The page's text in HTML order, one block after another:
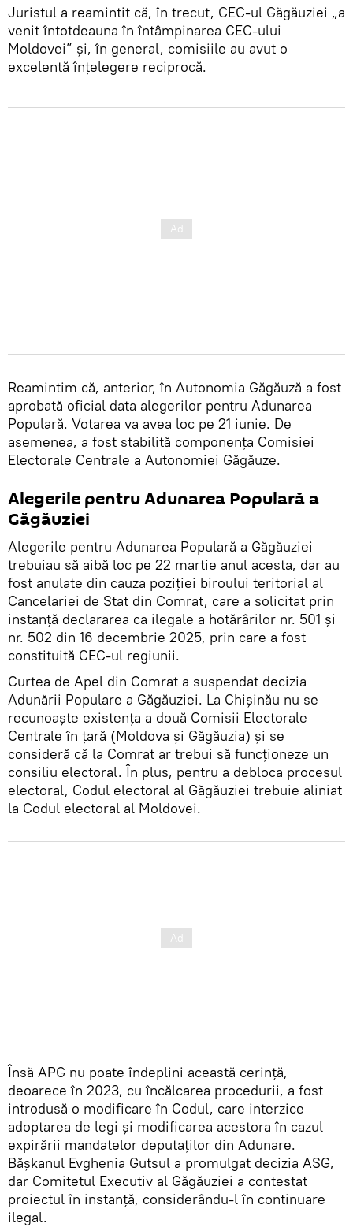
Juristul a reamintit că, în trecut, CEC-ul Găgăuziei „a
venit întotdeauna în întâmpinarea CEC-ului
Moldovei” și, în general, comisiile au avut o
excelentă înțelegere reciprocă.
Reamintim că, anterior, în Autonomia Găgăuză a fost
aprobată oficial data alegerilor pentru Adunarea
Populară. Votarea va avea loc pe 21 iunie. De
asemenea, a fost stabilită componența Comisiei
Electorale Centrale a Autonomiei Găgăuze.
Alegerile pentru Adunarea Populară a
Găgăuziei
Alegerile pentru Adunarea Populară a Găgăuziei
trebuiau să aibă loc pe 22 martie anul acesta, dar au
fost anulate din cauza poziției biroului teritorial al
Cancelariei de Stat din Comrat, care a solicitat prin
instanță declararea ca ilegale a hotărârilor nr. 501 și
nr. 502 din 16 decembrie 2025, prin care a fost
constituită CEC-ul regiunii.
Curtea de Apel din Comrat a suspendat decizia
Adunării Populare a Găgăuziei. La Chișinău nu se
recunoaște existența a două Comisii Electorale
Centrale în țară (Moldova și Găgăuzia) și se
consideră că la Comrat ar trebui să funcționeze un
consiliu electoral. În plus, pentru a debloca procesul
electoral, Codul electoral al Găgăuziei trebuie aliniat
la Codul electoral al Moldovei.
Însă APG nu poate îndeplini această cerință,
deoarece în 2023, cu încălcarea procedurii, a fost
introdusă o modificare în Codul, care interzice
adoptarea de legi și modificarea acestora în cazul
expirării mandatelor deputaților din Adunare.
Bășkanul Evghenia Gutsul a promulgat decizia ASG,
dar Comitetul Executiv al Găgăuziei a contestat
proiectul în instanță, considerându-l în continuare
ilegal.